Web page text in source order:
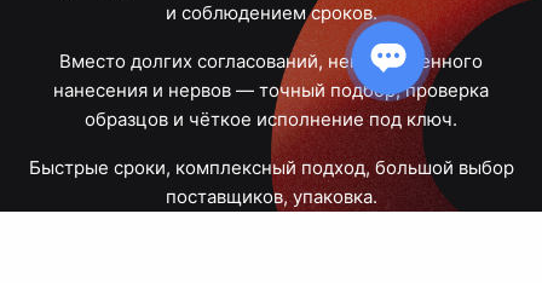
и соблюдением сроков.
Вместо долгих согласований, некачественного
нанесения и нервов — точный подбор, проверка
образцов и чёткое исполнение под ключ.
Быстрые сроки, комплексный подход, большой выбор
поставщиков, упаковка.